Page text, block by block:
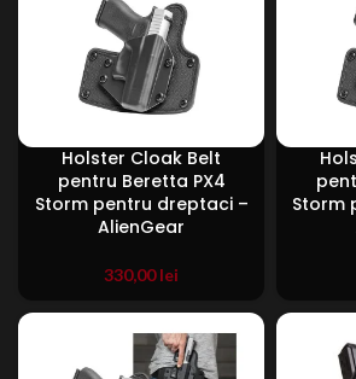
Holster Cloak Belt
pentru Beretta PX4
Storm pentru dreptaci –
AlienGear
330,00lei
Storm